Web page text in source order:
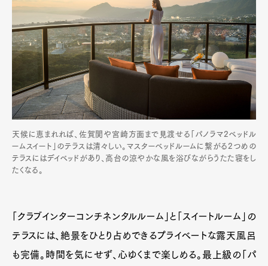
天候に恵まれれば、佐賀関や宮崎方面まで見渡せる「パノラマ2ベッドル
ームスイート」のテラスは清々しい。マスターベッドルームに繋がる2つめの
テラスにはデイベッドがあり、高台の涼やかな風を浴びながらうたた寝をし
たくなる。
「クラブインターコンチネンタルルーム」と「スイートルーム」の
テラスには、絶景をひとり占めできるプライベートな露天風呂
も完備。時間を気にせず、心ゆくまで楽しめる。最上級の「パ